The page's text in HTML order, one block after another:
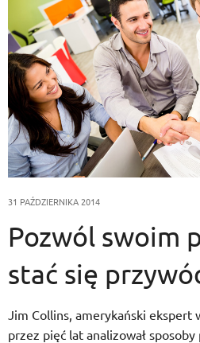
31 PAŹDZIERNIKA 2014
Pozwól swoim
stać się
Jim Collins, amerykański ekspert
przez pięć lat analizował